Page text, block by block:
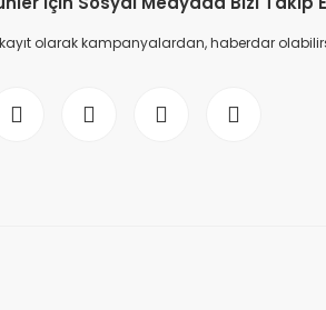
olarak kampanyalardan, haberdar